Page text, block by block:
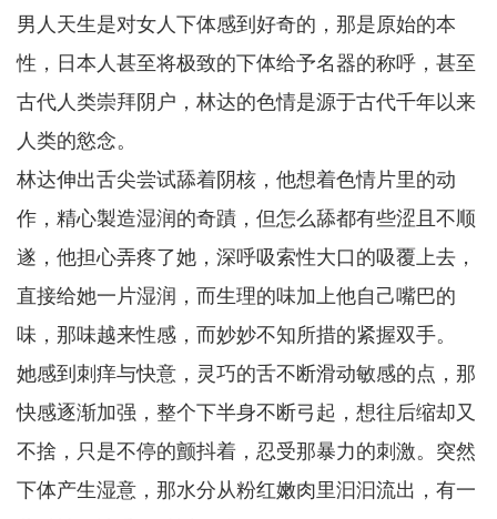
男人天生是对女人下体感到好奇的，那是原始的本
性，日本人甚至将极致的下体给予名器的称呼，甚至
古代人类崇拜阴户，林达的色情是源于古代千年以来
人类的慾念。
林达伸出舌尖尝试舔着阴核，他想着色情片里的动
作，精心製造湿润的奇蹟，但怎么舔都有些涩且不顺
遂，他担心弄疼了她，深呼吸索性大口的吸覆上去，
直接给她一片湿润，而生理的味加上他自己嘴巴的
味，那味越来性感，而妙妙不知所措的紧握双手。
她感到刺痒与快意，灵巧的舌不断滑动敏感的点，那
快感逐渐加强，整个下半身不断弓起，想往后缩却又
不捨，只是不停的颤抖着，忍受那暴力的刺激。突然
下体产生湿意，那水分从粉红嫩肉里汩汩流出，有一